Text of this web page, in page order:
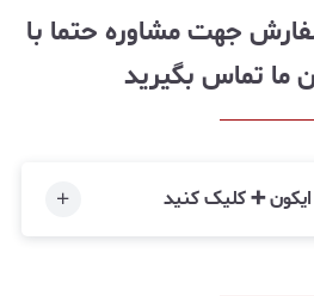
جهت مشاوره حتما با
ما تماس بگیرید
➕ کلیک کنید